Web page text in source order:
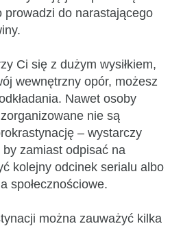
do narastającego
Ci się z dużym wysiłkiem,
wewnętrzny opór, możesz
Nawet osoby
nie są
– wystarczy
zamiast odpisać na
kolejny odcinek serialu albo
społecznościowe.
można zauważyć kilka